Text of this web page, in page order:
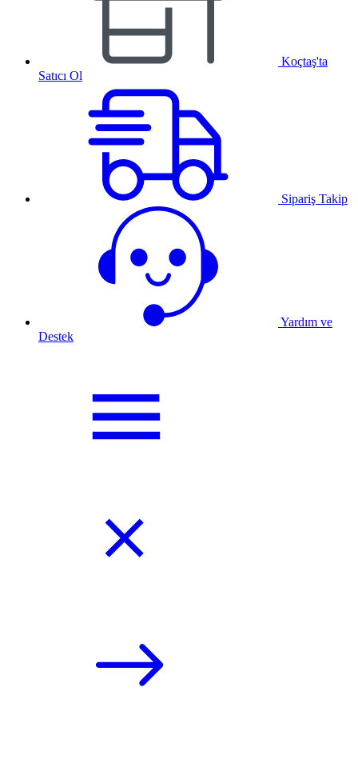
Koçtaş'ta
Satıcı Ol
Sipariş Takip
Yardım ve
Destek